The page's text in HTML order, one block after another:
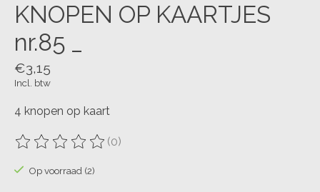
KNOPEN OP KAARTJES
nr.85 _
€3,15
Incl. btw
4 knopen op kaart
De beoordeling van dit product is
(0)
Op voorraad (2)